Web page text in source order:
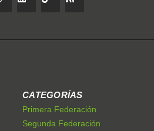
CATEGORÍAS
Primera Federación
Segunda Federación